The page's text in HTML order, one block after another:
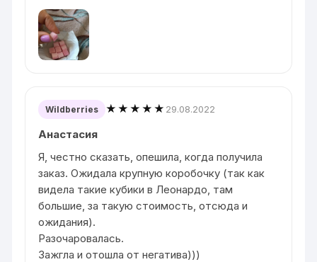
Wildberries ★★★★★ 29.08.2022
Анастасия
Я, честно сказать, опешила, когда получила
заказ. Ожидала крупную коробочку (так как
видела такие кубики в Леонардо, там
большие, за такую стоимость, отсюда и
ожидания).
Разочаровалась.
Зажгла и отошла от негатива)))